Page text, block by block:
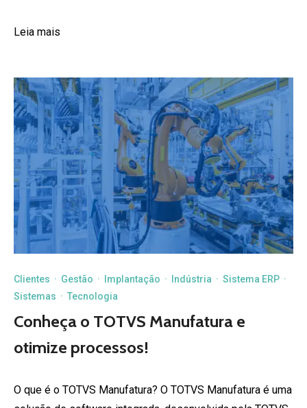
Leia mais
Clientes · Gestão · Implantação · Indústria · Sistema ERP ·
Sistemas · Tecnologia
Conheça o TOTVS Manufatura e
otimize processos!
O que é o TOTVS Manufatura? O TOTVS Manufatura é uma